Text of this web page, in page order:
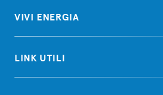
VIVI ENERGIA
LINK UTILI